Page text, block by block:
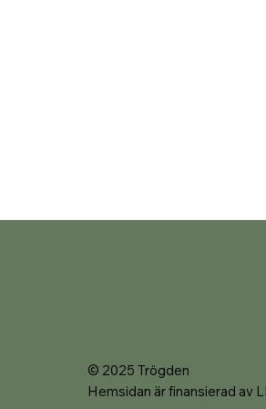
© 2025 Trögden
Hemsidan är finansierad av